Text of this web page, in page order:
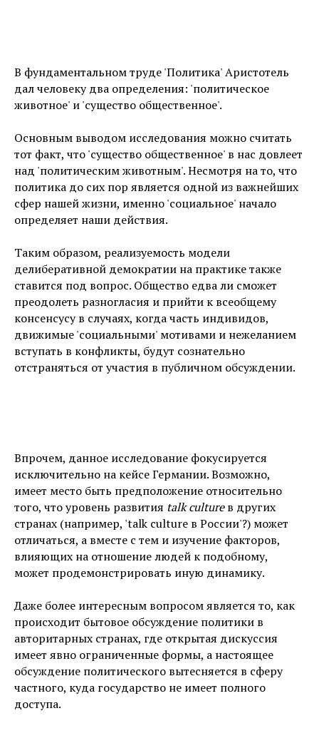
В фундаментальном труде 'Политика' Аристотель
дал человеку два определения: 'политическое
животное' и 'существо общественное'.
Основным выводом исследования можно считать
тот факт, что 'существо общественное' в нас довлеет
над 'политическим животным'. Несмотря на то, что
политика до сих пор является одной из важнейших
сфер нашей жизни, именно 'социальное' начало
определяет наши действия.
Таким образом, реализуемость модели
делиберативной демократии на практике также
ставится под вопрос. Общество едва ли сможет
преодолеть разногласия и прийти к всеобщему
консенсусу в случаях, когда часть индивидов,
движимые 'социальными' мотивами и нежеланием
вступать в конфликты, будут сознательно
отстраняться от участия в публичном обсуждении.
Впрочем, данное исследование фокусируется
исключительно на кейсе Германии. Возможно,
имеет место быть предположение относительно
того, что уровень развития talk cultureв других
странах (например, 'talk culture в России'?) может
отличаться, а вместе с тем и изучение факторов,
влияющих на отношение людей к подобному,
может продемонстрировать иную динамику.
Даже более интересным вопросом является то, как
происходит бытовое обсуждение политики в
авторитарных странах, где открытая дискуссия
имеет явно ограниченные формы, а настоящее
обсуждение политического вытесняется в сферу
частного, куда государство не имеет полного
доступа.